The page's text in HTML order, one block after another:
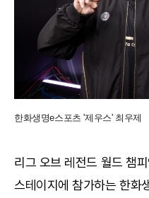
한화생명e스포츠 '제우스' 최우제
리그 오브 레전드 월드 챔
스테이지에 참가하는 한화